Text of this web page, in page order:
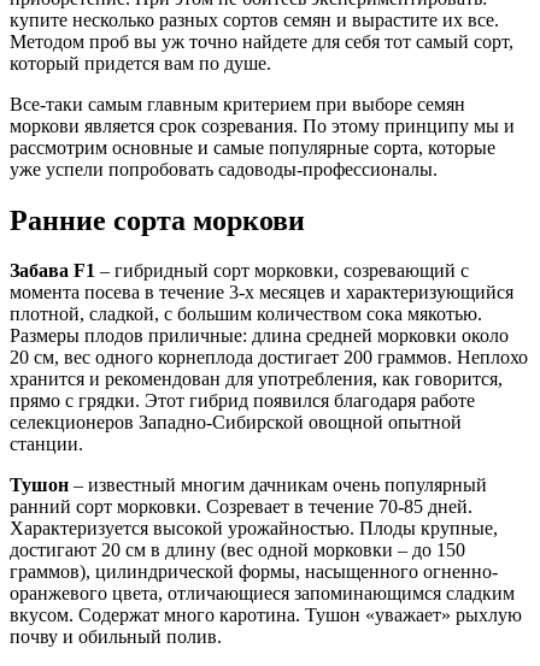
купите несколько разных сортов семян и вырастите их все.
Методом проб вы уж точно найдете для себя тот самый сорт,
который придется вам по душе.
Все-таки самым главным критерием при выборе семян
моркови является срок созревания. По этому принципу мы и
рассмотрим основные и самые популярные сорта, которые
уже успели попробовать садоводы-профессионалы.
Ранние сорта моркови
Забава F1 – гибридный сорт морковки, созревающий с
момента посева в течение 3-х месяцев и характеризующийся
плотной, сладкой, с большим количеством сока мякотью.
Размеры плодов приличные: длина средней морковки около
20 см, вес одного корнеплода достигает 200 граммов. Неплохо
хранится и рекомендован для употребления, как говорится,
прямо с грядки. Этот гибрид появился благодаря работе
селекционеров Западно-Сибирской овощной опытной
станции.
Тушон – известный многим дачникам очень популярный
ранний сорт морковки. Созревает в течение 70-85 дней.
Характеризуется высокой урожайностью. Плоды крупные,
достигают 20 см в длину (вес одной морковки – до 150
граммов), цилиндрической формы, насыщенного огненно-
оранжевого цвета, отличающиеся запоминающимся сладким
вкусом. Содержат много каротина. Тушон «уважает» рыхлую
почву и обильный полив.